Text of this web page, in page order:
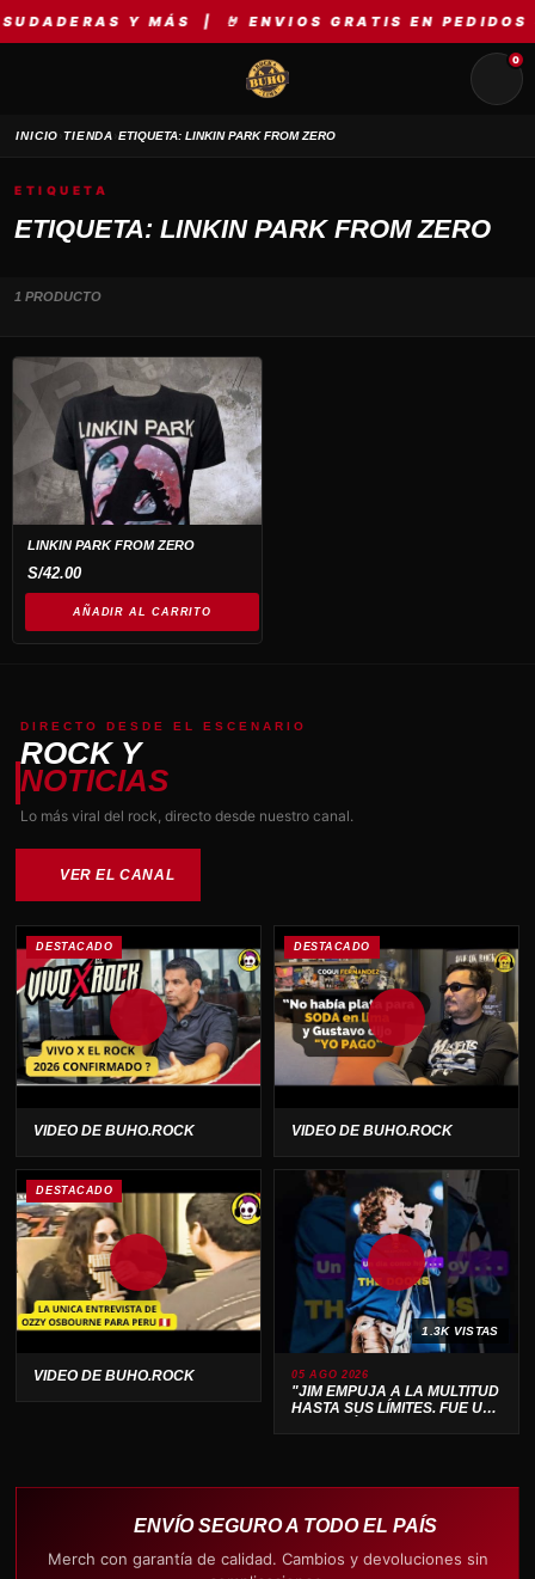
Y MÁS | 🤘 ENVIOS GRATIS EN
0
INICIO›TIENDA›ETIQUETA: LINKIN PARK FROM ZERO
ETIQUETA
ETIQUETA: LINKIN PARK FROM ZERO
1 PRODUCTO
LINKIN PARK FROM ZERO
S/42.00
AÑADIR AL CARRITO
DIRECTO DESDE EL ESCENARIO
ROCK Y
NOTICIAS
Lo más viral del rock, directo desde nuestro canal.
VER EL CANAL
DESTACADO
VIDEO DE BUHO.ROCK
DESTACADO
VIDEO DE BUHO.ROCK
DESTACADO
VIDEO DE BUHO.ROCK
1.3K VISTAS
05 AGO 2026
"JIM EMPUJA A LA MULTITUD
HASTA SUS LÍMITES. FUE UN
ENVÍO SEGURO A TODO EL PAÍS
Merch con garantía de calidad. Cambios y devoluciones sin